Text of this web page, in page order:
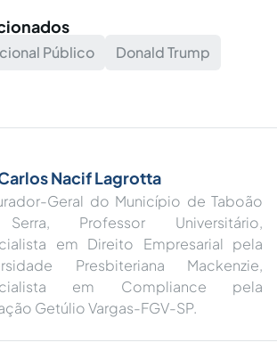
Público
Donald Trump
Nacif Lagrotta
Geral do Município de Taboão
Professor Universitário,
em Direito Empresarial pela
Presbiteriana Mackenzie,
em Compliance pela
Getúlio Vargas-FGV-SP.